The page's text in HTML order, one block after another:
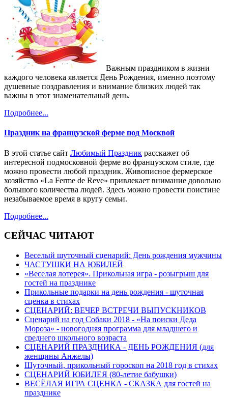
Важным праздником в жизни
каждого человека является День Рождения, именно поэтому
душевные поздравления и внимание близких людей так
важны в этот знаменательный день.
Подробнее...
Праздник на французской ферме под Москвой
В этой статье сайт Любимый Праздник расскажет об
интересной подмосковной ферме во французском стиле, где
можно провести любой праздник. Живописное фермерское
хозяйство «La Ferme de Reve» привлекает внимание довольно
большого количества людей. Здесь можно провести поистине
незабываемое время в кругу семьи.
Подробнее...
СЕЙЧАС ЧИТАЮТ
Веселый шуточный сценарий: День рождения мужчины
ЧАСТУШКИ НА ЮБИЛЕЙ
«Веселая лотерея». Прикольная игра - розыгрыш для
гостей на празднике
Прикольные подарки на день рождения - шуточная
сценка в стихах
СЦЕНАРИЙ: ВЕЧЕР ВСТРЕЧИ ВЫПУСКНИКОВ
Сценарий на год Собаки 2018 - «На поиски Деда
Мороза» - новогодняя программа для младшего и
среднего школьного возраста
СЦЕНАРИЙ ПРАЗДНИКА - ДЕНЬ РОЖДЕНИЯ (для
женщины Анжелы)
Шуточный, прикольный гороскоп на 2018 год в стихах
СЦЕНАРИЙ ЮБИЛЕЯ (80-летие бабушки)
ВЕСЁЛАЯ ИГРА СЦЕНКА - СКАЗКА для гостей на
празднике